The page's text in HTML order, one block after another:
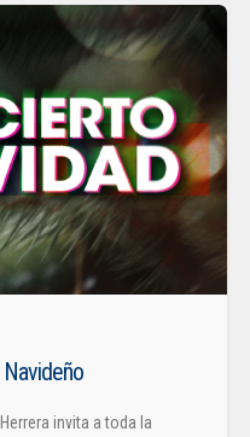
invita a toda la